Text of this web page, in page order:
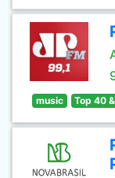
music Top 40